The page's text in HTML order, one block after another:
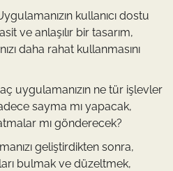
kullanıcı dostu
ve anlaşılır bir tasarım,
daha rahat kullanmasını
uygulamanızın ne tür işlevler
sayma mı yapacak,
mı gönderecek?
geliştirdikten sonra,
bulmak ve düzeltmek,